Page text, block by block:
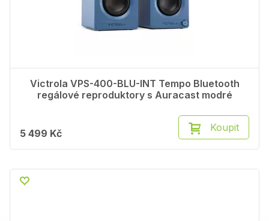
Victrola VPS-400-BLU-INT Tempo Bluetooth
regálové reproduktory s Auracast modré
5 499 Kč Koupit